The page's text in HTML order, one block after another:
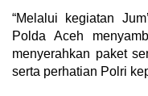
“Melalui kegiatan
Polda Aceh
menyerahkan paket
serta perhatian Polri